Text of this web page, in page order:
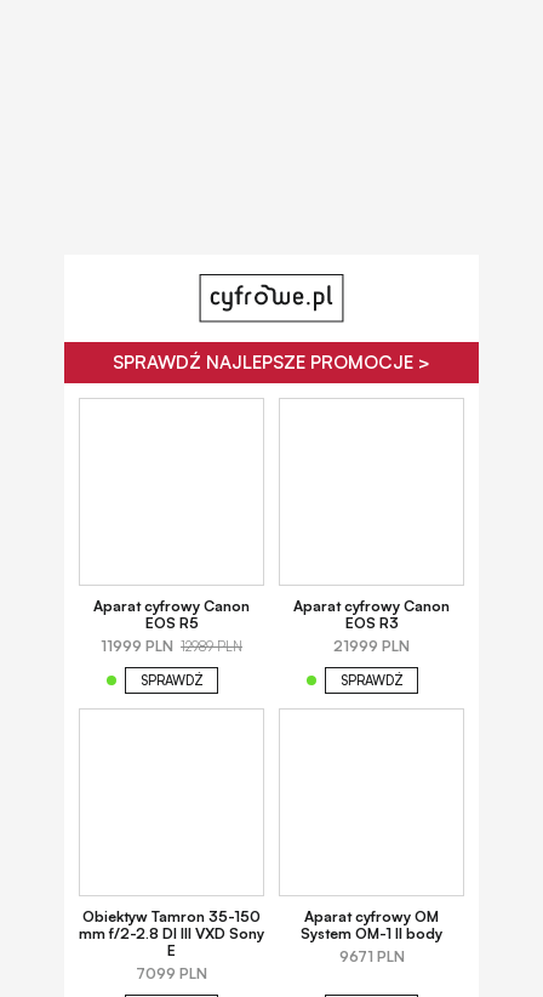
SPRAWDŹ NAJLEPSZE PROMOCJE >
Aparat cyfrowy Canon
EOS R5
11999 PLN 12989 PLN
SPRAWDŹ
Aparat cyfrowy Canon
EOS R3
21999 PLN
SPRAWDŹ
Obiektyw Tamron 35-150
mm f/2-2.8 DI III VXD Sony
E
7099 PLN
Aparat cyfrowy OM
System OM-1 II body
9671 PLN